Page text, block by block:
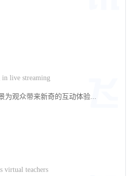
in live streaming
为观众带来新奇的互动体验...
virtual teachers